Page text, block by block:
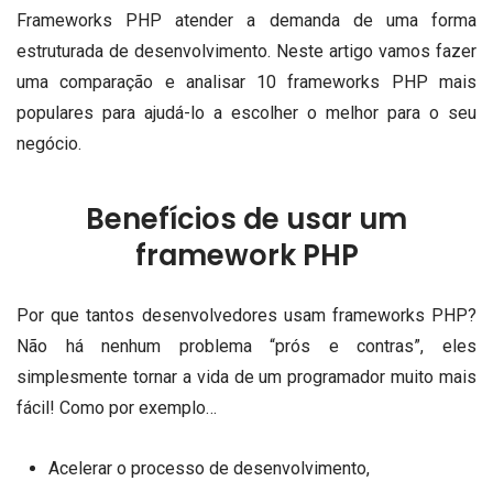
Frameworks PHP atender a demanda de uma forma
estruturada de desenvolvimento. Neste artigo vamos fazer
uma comparação e analisar 10 frameworks PHP mais
populares para ajudá-lo a escolher o melhor para o seu
negócio.
Benefícios de usar um
framework PHP
Por que tantos desenvolvedores usam frameworks PHP?
Não há nenhum problema “prós e contras”, eles
simplesmente tornar a vida de um programador muito mais
fácil! Como por exemplo…
Acelerar o processo de desenvolvimento,